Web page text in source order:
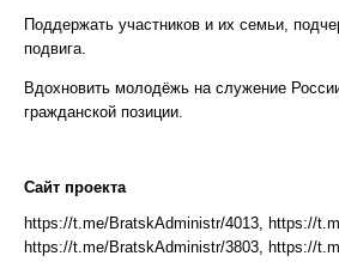
Поддержать участников и их семьи,
подвига.
Вдохновить молодёжь на служение
гражданской позиции.
Сайт проекта
https://t.me/BratskAdministr/4013, https://
https://t.me/BratskAdministr/3803, https://